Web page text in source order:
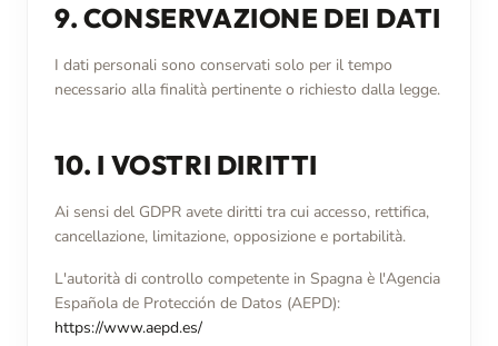
9. CONSERVAZIONE DEI DATI
I dati personali sono conservati solo per il tempo
necessario alla finalità pertinente o richiesto dalla legge.
10. I VOSTRI DIRITTI
Ai sensi del GDPR avete diritti tra cui accesso, rettifica,
cancellazione, limitazione, opposizione e portabilità.
L'autorità di controllo competente in Spagna è l'Agencia
Española de Protección de Datos (AEPD):
https://www.aepd.es/